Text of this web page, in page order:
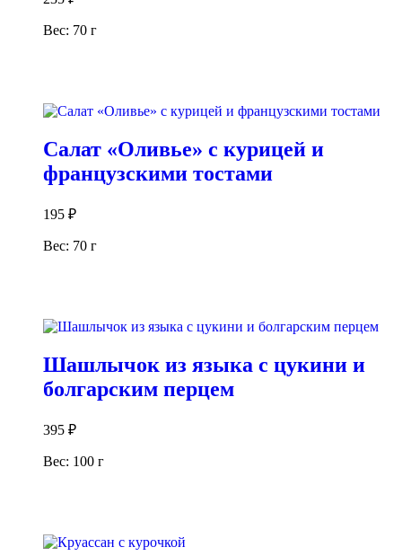
Вес: 70 г
Салат «Оливье» с курицей и
французскими тостами
195 ₽
Вес: 70 г
Шашлычок из языка с цукини и
болгарским перцем
395 ₽
Вес: 100 г